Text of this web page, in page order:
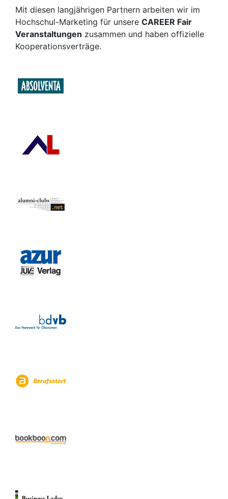
Mit diesen langjährigen Partnern arbeiten wir im
Hochschul-Marketing für unsere CAREER Fair
Veranstaltungen zusammen und haben offizielle
Kooperationsverträge.